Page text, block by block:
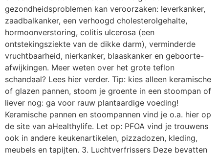
gezondheidsproblemen kan veroorzaken: leverkanker,
zaadbalkanker, een verhoogd cholesterolgehalte,
hormoonverstoring, colitis ulcerosa (een
ontstekingsziekte van de dikke darm), verminderde
vruchtbaarheid, nierkanker, blaaskanker en geboorte-
afwijkingen. Meer weten over het grote teflon
schandaal? Lees hier verder. Tip: kies alleen keramische
of glazen pannen, stoom je groente in een stoompan of
liever nog: ga voor rauw plantaardige voeding!
Keramische pannen en stoompannen vind je o.a. hier op
de site van aHealthylife. Let op: PFOA vind je trouwens
ook in andere keukenartikelen, pizzadozen, kleding,
meubels en tapijten. 3. Luchtverfrissers Deze bevatten